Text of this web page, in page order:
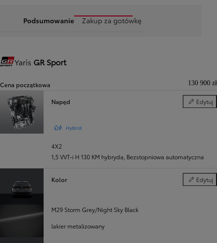
Podsumowanie Zakup za gotówkę
Gazoo Racing
Yaris GR Sport
Cena początkowa 130 900 zł
Napęd Edytuj
Napęd
Hybrid
4X2
1,5 VVT-i H 130 KM hybryda Bezstopniowa automatyczna
Kolor Edytuj
Kolor
M29 Storm Grey/Night Sky Black
lakier metalizowany